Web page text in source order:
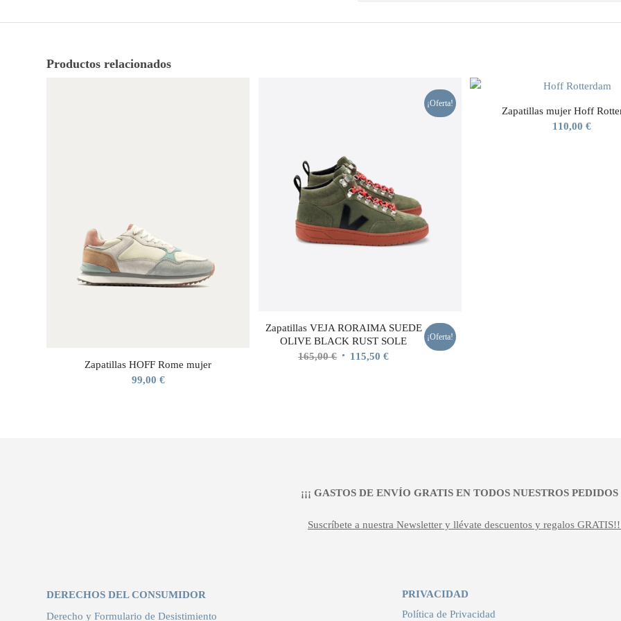
Productos relacionados
Zapatillas HOFF Rome mujer
99,00 €
¡Oferta!
Zapatillas VEJA RORAIMA SUEDE
OLIVE BLACK RUST SOLE
165,00€ El 115,50€El
¡Oferta!
Zapatillas mujer Hoff
110,00 €
¡¡¡ GASTOS DE ENVÍO GRATIS EN TODOS NUESTROS
Suscríbete a nuestra Newsletter y llévate descuentos y regalos
DERECHOS DEL CONSUMIDOR
Derecho y Formulario de Desistimiento
PRIVACIDAD
Política de Privacidad